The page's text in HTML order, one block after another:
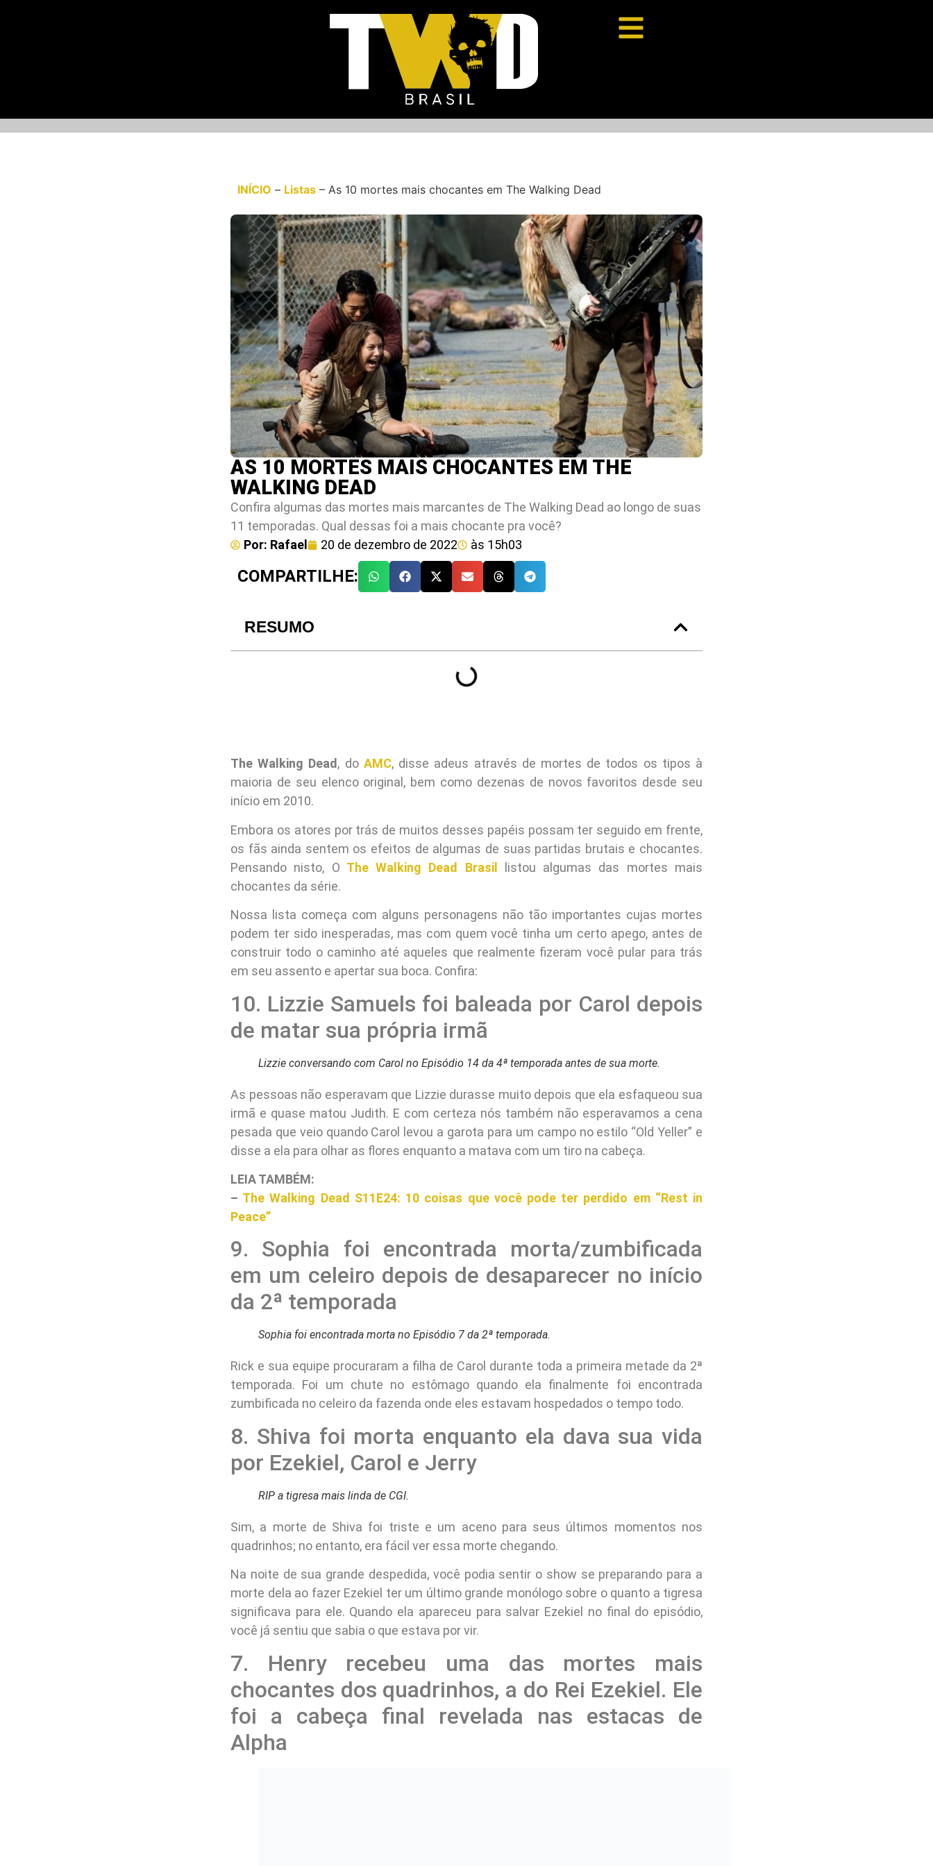
INÍCIO – Listas – As 10 mortes mais chocantes em The Walking Dead
AS 10 MORTES MAIS CHOCANTES EM THE
WALKING DEAD
Confira algumas das mortes mais marcantes de The Walking Dead ao longo de suas
11 temporadas. Qual dessas foi a mais chocante pra você?
Por: Rafael 20 de dezembro de 2022 às 15h03
COMPARTILHE:
RESUMO
The Walking Dead, do AMC, disse adeus através de mortes de todos os tipos à
maioria de seu elenco original, bem como dezenas de novos favoritos desde seu
início em 2010.
Embora os atores por trás de muitos desses papéis possam ter seguido em frente,
os fãs ainda sentem os efeitos de algumas de suas partidas brutais e chocantes.
Pensando nisto, O The Walking Dead Brasil listou algumas das mortes mais
chocantes da série.
Nossa lista começa com alguns personagens não tão importantes cujas mortes
podem ter sido inesperadas, mas com quem você tinha um certo apego, antes de
construir todo o caminho até aqueles que realmente fizeram você pular para trás
em seu assento e apertar sua boca. Confira:
10. Lizzie Samuels foi baleada por Carol depois
de matar sua própria irmã
Lizzie conversando com Carol no Episódio 14 da 4ª temporada antes de sua morte.
As pessoas não esperavam que Lizzie durasse muito depois que ela esfaqueou sua
irmã e quase matou Judith. E com certeza nós também não esperavamos a cena
pesada que veio quando Carol levou a garota para um campo no estilo “Old Yeller” e
disse a ela para olhar as flores enquanto a matava com um tiro na cabeça.
LEIA TAMBÉM:
– The Walking Dead S11E24: 10 coisas que você pode ter perdido em “Rest in
Peace”
9. Sophia foi encontrada morta/zumbificada
em um celeiro depois de desaparecer no início
da 2ª temporada
Sophia foi encontrada morta no Episódio 7 da 2ª temporada.
Rick e sua equipe procuraram a filha de Carol durante toda a primeira metade da 2ª
temporada. Foi um chute no estômago quando ela finalmente foi encontrada
zumbificada no celeiro da fazenda onde eles estavam hospedados o tempo todo.
8. Shiva foi morta enquanto ela dava sua vida
por Ezekiel, Carol e Jerry
RIP a tigresa mais linda de CGI.
Sim, a morte de Shiva foi triste e um aceno para seus últimos momentos nos
quadrinhos; no entanto, era fácil ver essa morte chegando.
Na noite de sua grande despedida, você podia sentir o show se preparando para a
morte dela ao fazer Ezekiel ter um último grande monólogo sobre o quanto a tigresa
significava para ele. Quando ela apareceu para salvar Ezekiel no final do episódio,
você já sentiu que sabia o que estava por vir.
7. Henry recebeu uma das mortes mais
chocantes dos quadrinhos, a do Rei Ezekiel. Ele
foi a cabeça final revelada nas estacas de
Alpha